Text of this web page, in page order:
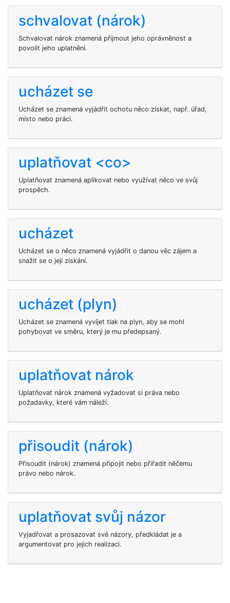
schvalovat (nárok)
Schvalovat nárok znamená přijmout jeho oprávněnost a
povolit jeho uplatnění.
ucházet se
Ucházet se znamená vyjádřit ochotu něco získat, např. úřad,
místo nebo práci.
uplatňovat <co>
Uplatňovat znamená aplikovat nebo využívat něco ve svůj
prospěch.
ucházet
Ucházet se o něco znamená vyjádřit o danou věc zájem a
snažit se o její získání.
ucházet (plyn)
Ucházet se znamená vyvíjet tlak na plyn, aby se mohl
pohybovat ve směru, který je mu předepsaný.
uplatňovat nárok
Uplatňovat nárok znamená vyžadovat si práva nebo
požadavky, které vám náleží.
přisoudit (nárok)
Přisoudit (nárok) znamená připojit nebo přiřadit něčemu
právo nebo nárok.
uplatňovat svůj názor
Vyjadřovat a prosazovat své názory, předkládat je a
argumentovat pro jejich realizaci.